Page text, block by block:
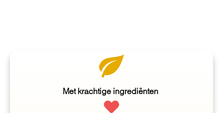
Met krachtige ingrediënten